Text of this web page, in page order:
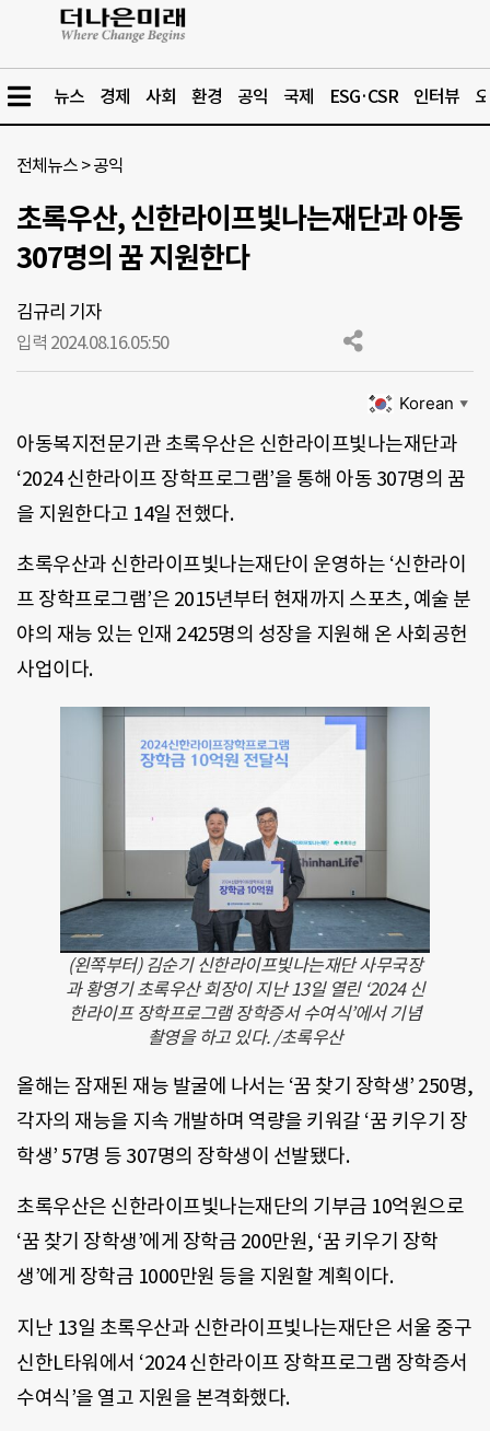
뉴스 경제 사회 환경 공익 국제 ESG·CSR 인터뷰
전체뉴스 >공익
초록우산, 신한라이프빛나는재단과 아동
307명의 꿈 지원한다
김규리 기자
입력 2024.08.16.05:50
Korean ▼
아동복지전문기관 초록우산은 신한라이프빛나는재단과
‘2024 신한라이프 장학프로그램’을 통해 아동 307명의 꿈
을 지원한다고 14일 전했다.
초록우산과 신한라이프빛나는재단이 운영하는 ‘신한라이
프 장학프로그램’은 2015년부터 현재까지 스포츠, 예술 분
야의 재능 있는 인재 2425명의 성장을 지원해 온 사회공헌
사업이다.
(왼쪽부터) 김순기 신한라이프빛나는재단 사무국장
과 황영기 초록우산 회장이 지난 13일 열린 ‘2024 신
한라이프 장학프로그램 장학증서 수여식’에서 기념
촬영을 하고 있다. /초록우산
올해는 잠재된 재능 발굴에 나서는 ‘꿈 찾기 장학생’ 250명,
각자의 재능을 지속 개발하며 역량을 키워갈 ‘꿈 키우기 장
학생’ 57명 등 307명의 장학생이 선발됐다.
초록우산은 신한라이프빛나는재단의 기부금 10억원으로
‘꿈 찾기 장학생’에게 장학금 200만원, ‘꿈 키우기 장학
생’에게 장학금 1000만원 등을 지원할 계획이다.
지난 13일 초록우산과 신한라이프빛나는재단은 서울 중구
신한L타워에서 ‘2024 신한라이프 장학프로그램 장학증서
수여식’을 열고 지원을 본격화했다.